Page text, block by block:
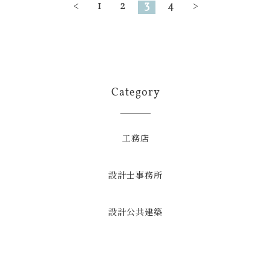
< 1 2 3 4 >
Category
工務店
設計士事務所
設計公共建築